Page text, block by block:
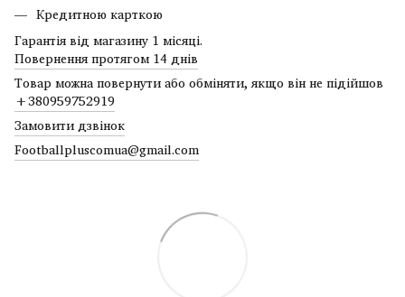
Кредитною карткою
Гарантія від магазину 1 місяці.
Повернення протягом 14 днів
Товар можна повернути або обміняти, якщо він не підійшов
+380959752919
Замовити дзвінок
Footballpluscomua@gmail.com